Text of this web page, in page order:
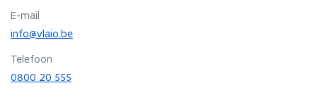
e
n
n
E-mail
info@vlaio.be
Telefoon
0800 20 555